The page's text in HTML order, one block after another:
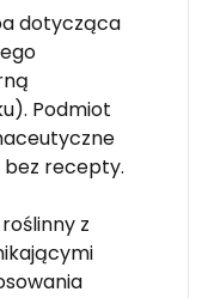
dotycząca
Podmiot
bez recepty.
z